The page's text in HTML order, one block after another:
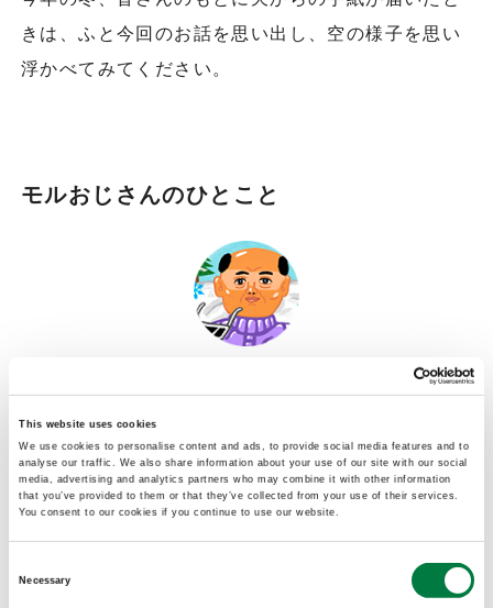
This website uses cookies
We use cookies to personalise content and ads, to provide social media features and to
analyse our traffic. We also share information about your use of our site with our social
media, advertising and analytics partners who may combine it with other information
that you’ve provided to them or that they’ve collected from your use of their services.
You consent to our cookies if you continue to use our website.
Necessary
きは、ふと今回のお話を思い出し、空の様子を思い
浮かべてみてください。
モルおじさんのひとこと
た。じつは、プラスチックにも「結晶をつくる
もの（結晶性）」と「結晶をつくらないもの
（非晶性）」があるのをご存知でしょうか。プ
しもどちらかに当てはまるとは言い切れません